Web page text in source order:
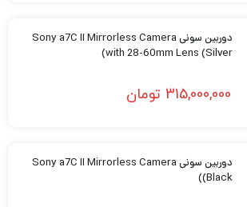
دوربین سونی Sony a7C II Mirrorless Camera
with 28-60mm Lens (Silver)
315,000,000 تومان
دوربین سونی Sony a7C II Mirrorless Camera
(Black)